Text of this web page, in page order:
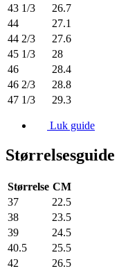
43 1/3
26.7
44
27.1
44 2/3
27.6
45 1/3
28
46
28.4
46 2/3
28.8
47 1/3
29.3
Luk guide
Størrelsesguide
Størrelse CM
37
22.5
38
23.5
39
24.5
40.5
25.5
42
26.5